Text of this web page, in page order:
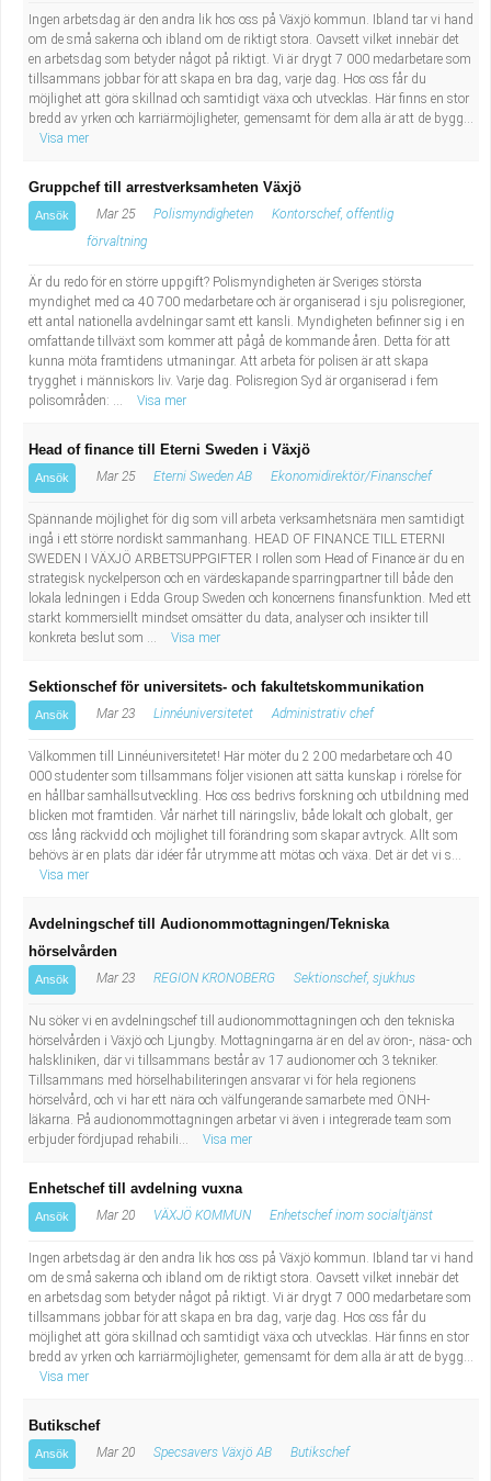
Ingen arbetsdag är den andra lik hos oss på Växjö kommun. Ibland tar vi hand
om de små sakerna och ibland om de riktigt stora. Oavsett vilket innebär det
en arbetsdag som betyder något på riktigt. Vi är drygt 7 000 medarbetare som
tillsammans jobbar för att skapa en bra dag, varje dag. Hos oss får du
möjlighet att göra skillnad och samtidigt växa och utvecklas. Här finns en stor
bredd av yrken och karriärmöjligheter, gemensamt för dem alla är att de bygg...
Visa mer
Gruppchef till arrestverksamheten Växjö
Ansök Mar 25 Polismyndigheten
Kontorschef, offentlig
förvaltning
Är du redo för en större uppgift? Polismyndigheten är Sveriges största
myndighet med ca 40 700 medarbetare och är organiserad i sju polisregioner,
ett antal nationella avdelningar samt ett kansli. Myndigheten befinner sig i en
omfattande tillväxt som kommer att pågå de kommande åren. Detta för att
kunna möta framtidens utmaningar. Att arbeta för polisen är att skapa
trygghet i människors liv. Varje dag. Polisregion Syd är organiserad i fem
polisområden: ...
Visa mer
Head of finance till Eterni Sweden i Växjö
Ansök Mar 25 Eterni Sweden AB Ekonomidirektör/Finanschef
Spännande möjlighet för dig som vill arbeta verksamhetsnära men samtidigt
ingå i ett större nordiskt sammanhang. HEAD OF FINANCE TILL ETERNI
SWEDEN I VÄXJÖ ARBETSUPPGIFTER I rollen som Head of Finance är du en
strategisk nyckelperson och en värdeskapande sparringpartner till både den
lokala ledningen i Edda Group Sweden och koncernens finansfunktion. Med ett
starkt kommersiellt mindset omsätter du data, analyser och insikter till
konkreta beslut som ...
Visa mer
Sektionschef för universitets- och fakultetskommunikation
Ansök Mar 23 Linnéuniversitetet Administrativ chef
Välkommen till Linnéuniversitetet! Här möter du 2 200 medarbetare och 40
000 studenter som tillsammans följer visionen att sätta kunskap i rörelse för
en hållbar samhällsutveckling. Hos oss bedrivs forskning och utbildning med
blicken mot framtiden. Vår närhet till näringsliv, både lokalt och globalt, ger
oss lång räckvidd och möjlighet till förändring som skapar avtryck. Allt som
behövs är en plats där idéer får utrymme att mötas och växa. Det är det vi s...
Visa mer
Avdelningschef till Audionommottagningen/Tekniska
hörselvården
Ansök Mar 23 REGION KRONOBERG Sektionschef, sjukhus
Nu söker vi en avdelningschef till audionommottagningen och den tekniska
hörselvården i Växjö och Ljungby. Mottagningarna är en del av öron-, näsa- och
halskliniken, där vi tillsammans består av 17 audionomer och 3 tekniker.
Tillsammans med hörselhabiliteringen ansvarar vi för hela regionens
hörselvård, och vi har ett nära och välfungerande samarbete med ÖNH-
läkarna. På audionommottagningen arbetar vi även i integrerade team som
erbjuder fördjupad rehabili...
Visa mer
Enhetschef till avdelning vuxna
Ansök Mar 20 VÄXJÖ KOMMUN Enhetschef inom socialtjänst
Ingen arbetsdag är den andra lik hos oss på Växjö kommun. Ibland tar vi hand
om de små sakerna och ibland om de riktigt stora. Oavsett vilket innebär det
en arbetsdag som betyder något på riktigt. Vi är drygt 7 000 medarbetare som
tillsammans jobbar för att skapa en bra dag, varje dag. Hos oss får du
möjlighet att göra skillnad och samtidigt växa och utvecklas. Här finns en stor
bredd av yrken och karriärmöjligheter, gemensamt för dem alla är att de bygg...
Visa mer
Butikschef
Ansök Mar 20 Specsavers Växjö AB Butikschef